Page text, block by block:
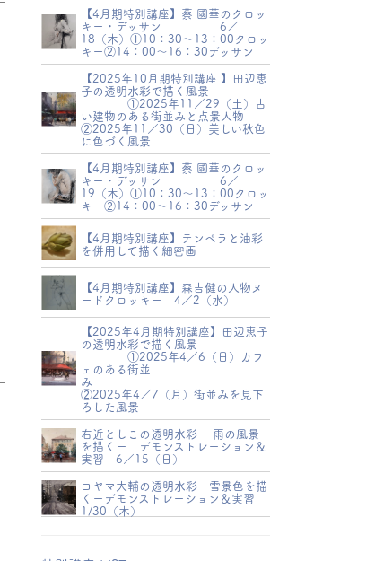
【4月期特別講座】蔡 國華のクロッ
キー・デッサン 6／
18（木）①10：30～13：00クロッ
キー②14：00～16：30デッサン
【2025年10月期特別講座 】田辺恵
子の透明水彩で描く風景
①2025年11／29（土）古
い建物のある街並みと点景人物
②2025年11／30（日）美しい秋色
に色づく風景
【4月期特別講座】蔡 國華のクロッ
キー・デッサン 6／
19（木）①10：30～13：00クロッ
キー②14：00～16：30デッサン
【4月期特別講座】テンペラと油彩
を併用して描く細密画
【4月期特別講座】森吉健の人物ヌ
ードクロッキー 4／2（水）
【2025年4月期特別講座】田辺恵子
の透明水彩で描く風景
①2025年4／6（日）カフ
ェのある街並
み
②2025年4／7（月）街並みを見下
ろした風景
右近としこの透明水彩 ー雨の風景
を描くー デモンストレーション＆
実習 6／15（日）
コヤマ大輔の透明水彩ー雪景色を描
くーデモンストレーション＆実習
1/30（木）